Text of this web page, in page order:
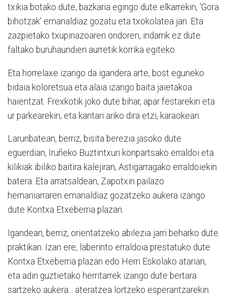
txikia botako dute, bazkaria egingo dute elkarrekin, 'Gora
bihotzak' emanaldiaz gozatu eta txokolatea jan. Eta
zazpietako txupinazoaren ondoren, indarrik ez dute
faltako buruhaundien aurretik korrika egiteko.
Eta horrelaxe izango da igandera arte, bost eguneko
bidaia koloretsua eta alaia izango baita jaietakoa
haientzat. Frexkotik joko dute bihar, apar festarekin eta
ur parkearekin; eta kantari ariko dira etzi, karaokean.
Larunbatean, berriz, bisita berezia jasoko dute
eguerdian, Iruñeko Buztintxuri konpartsako erraldoi eta
kilikiak ibiliko baitira kalejiran, Astigarragako erraldoiekin
batera. Eta arratsaldean, Zapotxin pailazo
hernaniarraren emanaldiaz gozatzeko aukera izango
dute Kontxa Etxeberria plazan.
Igandean, berriz, orientatzeko abilezia jarri beharko dute
praktikan. Izan ere, laberinto erraldoia prestatuko dute
Kontxa Etxeberria plazan edo Herri Eskolako atarian,
eta adin guztietako herritarrek izango dute bertara
sartzeko aukera... ateratzea lortzeko esperantzarekin.